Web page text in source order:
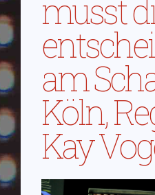
musst
am
Köln,
Kay